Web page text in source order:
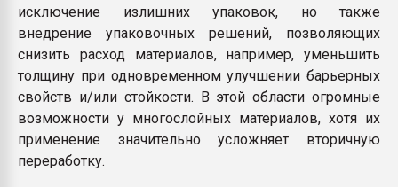
исключение излишних упаковок, но также
внедрение упаковочных решений, позволяющих
снизить расход материалов, например, уменьшить
толщину при одновременном улучшении барьерных
свойств и/или стойкости. В этой области огромные
возможности у многослойных материалов, хотя их
применение значительно усложняет вторичную
переработку.